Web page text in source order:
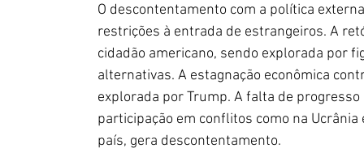
O descontentamento com a política
restrições à entrada de estrangeiros. A
cidadão americano, sendo explorada por
alternativas. A estagnação econômica
explorada por Trump. A falta de
participação em conflitos como na
país, gera descontentamento.